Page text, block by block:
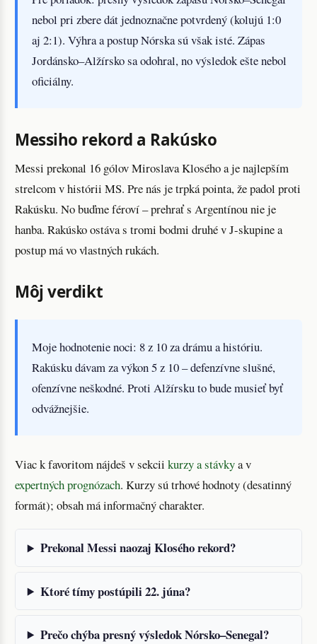
nebol pri zbere dát jednoznačne potvrdený (kolujú 1:0
aj 2:1). Výhra a postup Nórska sú však isté. Zápas
Jordánsko–Alžírsko sa odohral, no výsledok ešte nebol
oficiálny.
Messiho rekord a Rakúsko
Messi prekonal 16 gólov Miroslava Klosého a je najlepším
strelcom v histórii MS. Pre nás je trpká pointa, že padol proti
Rakúsku. No buďme féroví – prehrať s Argentínou nie je
hanba. Rakúsko ostáva s tromi bodmi druhé v J-skupine a
postup má vo vlastných rukách.
Môj verdikt
Moje hodnotenie noci: 8 z 10za drámu a históriu.
Rakúsku dávam za výkon 5 z 10– defenzívne slušné,
ofenzívne neškodné. Proti Alžírsku to bude musieť byť
odvážnejšie.
Viac k favoritom nájdeš v sekcii kurzy a stávkya v
expertných prognózach. Kurzy sú trhové hodnoty (desatinný
formát); obsah má informačný charakter.
Prekonal Messi naozaj Klosého rekord?
Ktoré tímy postúpili 22. júna?
Prečo chýba presný výsledok Nórsko–Senegal?